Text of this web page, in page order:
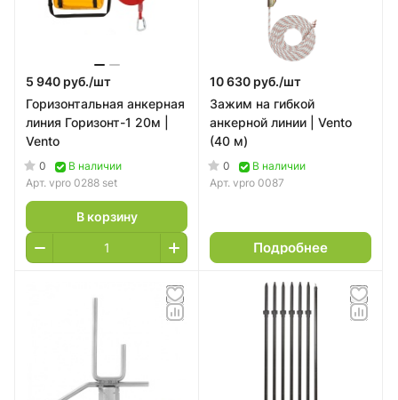
5 940 руб./шт
Горизонтальная анкерная
линия Горизонт-1 20м |
Vento
0
В наличии
Арт. vpro 0288 set
В корзину
10 630 руб./шт
Зажим на гибкой
анкерной линии | Vento
(40 м)
0
В наличии
Арт. vpro 0087
Подробнее